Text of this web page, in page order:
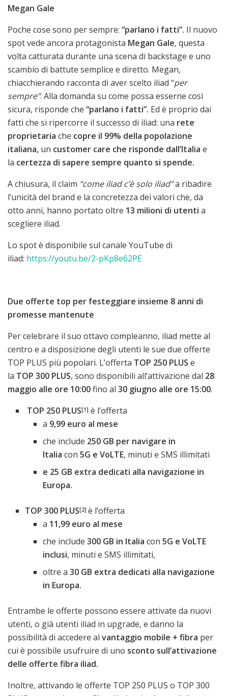
Megan Gale
Poche cose sono per sempre: “parlano i fatti”. Il nuovo
spot vede ancora protagonista Megan Gale, questa
volta catturata durante una scena di backstage e uno
scambio di battute semplice e diretto. Megan,
chiacchierando racconta di aver scelto iliad “per
sempre”. Alla domanda su come possa esserne così
sicura, risponde che “parlano i fatti”. Ed è proprio dai
fatti che si ripercorre il successo di iliad: una rete
proprietaria che copre il 99% della popolazione
italiana, un customer care che risponde dall’Italia e
la certezza di sapere sempre quanto si spende.
A chiusura, il claim “come iliad c’è solo iliad”a ribadire
l’unicità del brand e la concretezza dei valori che, da
otto anni, hanno portato oltre 13 milioni di utenti a
scegliere iliad.
Lo spot è disponibile sul canale YouTube di
iliad: https://youtu.be/2-pKp8e62PE
Due offerte top per festeggiare insieme 8 anni di
promesse mantenute
Per celebrare il suo ottavo compleanno, iliad mette al
centro e a disposizione degli utenti le sue due offerte
TOP PLUS più popolari. L’offerta TOP 250 PLUS e
la TOP 300 PLUS, sono disponibili all’attivazione dal 28
maggio alle ore 10:00fino al 30 giugno alle ore 15:00.
TOP 250 PLUS[1] è l’offerta
a 9,99 euro al mese
che include 250 GB per navigare in
Italia con 5G e VoLTE, minuti e SMS illimitati
e 25 GB extra dedicati alla navigazione in
Europa.
TOP 300 PLUS[2]è l’offerta
a 11,99 euro al mese
che include 300 GB in Italia con 5G e VoLTE
inclusi, minuti e SMS illimitati,
oltre a 30 GB extra dedicati alla navigazione
in Europa.
Entrambe le offerte possono essere attivate da nuovi
utenti, o già utenti iliad in upgrade, e danno la
possibilità di accedere al vantaggio mobile + fibra per
cui è possibile usufruire di uno sconto sull’attivazione
delle offerte fibra iliad.
Inoltre, attivando le offerte TOP 250 PLUS o TOP 300